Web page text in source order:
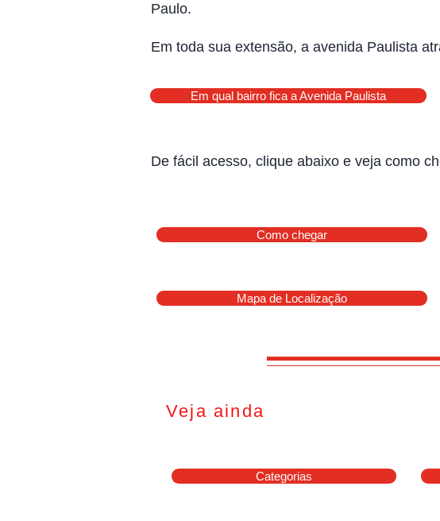
Paulo.
Em toda sua extensão, a avenida Paulista
De fácil acesso, clique abaixo e veja como
Em qual bairro fica a Avenida Paulista
Como chegar
Mapa de Localização
Veja ainda
Categorias